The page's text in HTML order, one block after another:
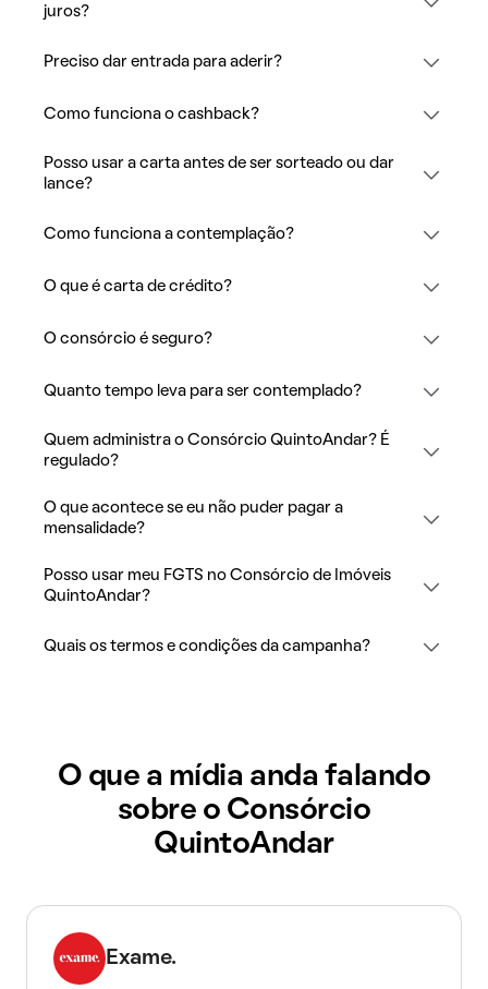
juros?
Preciso dar entrada para aderir?
Como funciona o cashback?
Posso usar a carta antes de ser sorteado ou dar
lance?
Como funciona a contemplação?
O que é carta de crédito?
O consórcio é seguro?
Quanto tempo leva para ser contemplado?
Quem administra o Consórcio QuintoAndar? É
regulado?
O que acontece se eu não puder pagar a
mensalidade?
Posso usar meu FGTS no Consórcio de Imóveis
QuintoAndar?
Quais os termos e condições da campanha?
O que a mídia anda falando
sobre o Consórcio
QuintoAndar
Exame.